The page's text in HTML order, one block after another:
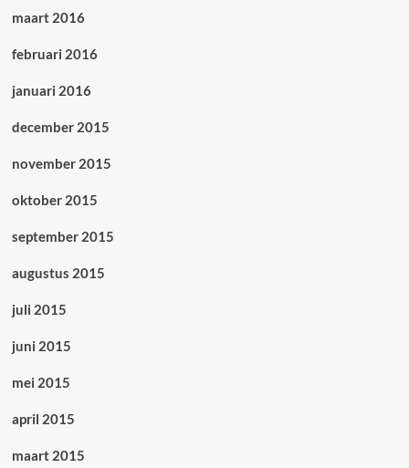
maart 2016
februari 2016
januari 2016
december 2015
november 2015
oktober 2015
september 2015
augustus 2015
juli 2015
juni 2015
mei 2015
april 2015
maart 2015